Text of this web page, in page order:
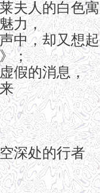
夫人的白色
力，
中，却又想起
；
假的消息，
深处的行者